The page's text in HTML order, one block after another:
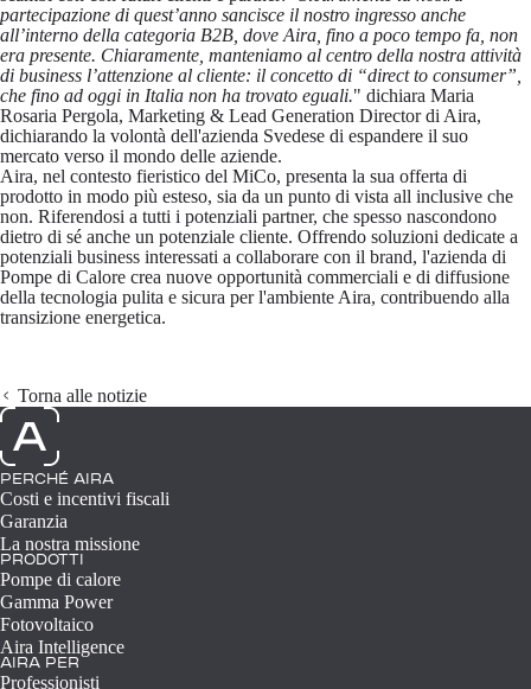
partecipazione di quest’anno sancisce il nostro ingresso anche
all’interno della categoria B2B , dove Aira, fino a poco tempo fa, non
era presente. Chiaramente, manteniamo al centro della nostra attività
di business l’attenzione al cliente: il concetto di “direct to consumer”,
che fino ad oggi in Italia non ha trovato eguali." dichiara Maria
Rosaria Pergola, Marketing & Lead Generation Director di Aira,
dichiarando la volontà dell'azienda Svedese di espandere il suo
mercato verso il mondo delle aziende.
Aira, nel contesto fieristico del MiCo, presenta la sua offerta di
prodotto in modo più esteso, sia da un punto di vista all inclusive che
non. Riferendosi a tutti i potenziali partner, che spesso nascondono
dietro di sé anche un potenziale cliente. Offrendo soluzioni dedicate a
potenziali business interessati a collaborare con il brand, l'azienda di
Pompe di Calore crea nuove opportunità commerciali e di diffusione
della tecnologia pulita e sicura per l'ambiente Aira, contribuendo alla
transizione energetica.
Torna alle notizie
PERCHÉ AIRA
Costi e incentivi fiscali
Garanzia
La nostra missione
PRODOTTI
Pompe di calore
Gamma Power
Fotovoltaico
Aira Intelligence
AIRA PER
Professionisti